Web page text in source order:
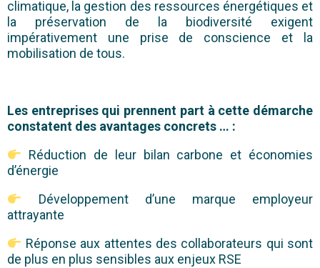
climatique, la gestion des ressources énergétiques et
la préservation de la biodiversité exigent
impérativement une prise de conscience et la
mobilisation de tous.
Les entreprises qui prennent part à cette démarche
constatent des avantages concrets … :
Réduction de leur bilan carbone et économies
d’énergie
Développement d’une marque employeur
attrayante
Réponse aux attentes des collaborateurs qui sont
de plus en plus sensibles aux enjeux RSE